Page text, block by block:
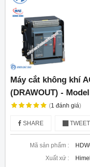
Máy cắt không khí
(DRAWOUT) -
(1 đánh giá)
SHARE TWEET
Mã sản phẩm :
Xuất xứ :
Himel